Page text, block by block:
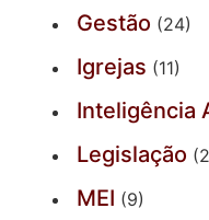
Gestão (24)
Igrejas (11)
Inteligência
Legislação
MEI (9)